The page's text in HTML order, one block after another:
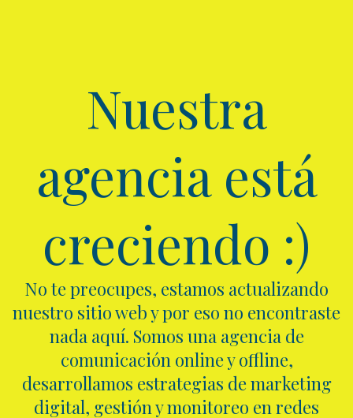
Nuestra
agencia está
creciendo :)
No te preocupes, estamos actualizando
nuestro sitio web y por eso no encontraste
nada aquí. Somos una agencia de
comunicación online y offline,
desarrollamos estrategias de marketing
digital, gestión y monitoreo en redes